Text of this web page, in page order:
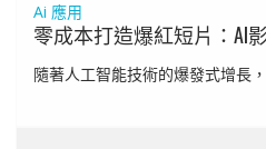
Ai 應用
零成本打造爆紅短片：AI
隨著人工智能技術的爆發式增長